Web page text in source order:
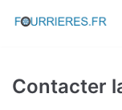
Aller
Contacter